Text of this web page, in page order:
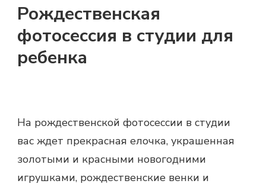
Рождественская
фотосессия в студии для
ребенка
На рождественской фотосессии в студии
вас ждет прекрасная елочка, украшенная
золотыми и красными новогодними
игрушками, рождественские венки и